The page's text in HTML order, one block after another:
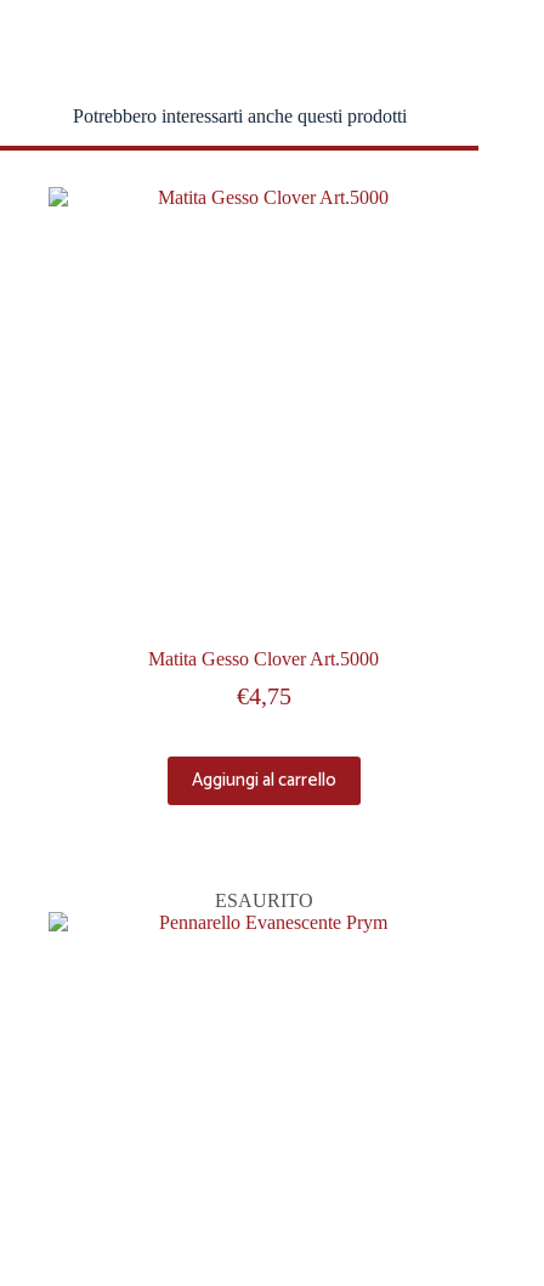
Potrebbero interessarti anche questi prodotti
Matita Gesso Clover Art.5000
€4,75
Aggiungi al carrello
ESAURITO